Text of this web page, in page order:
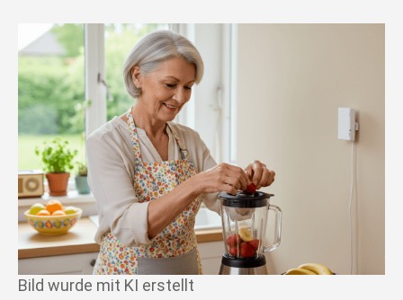
Bild wurde mit KI erstellt